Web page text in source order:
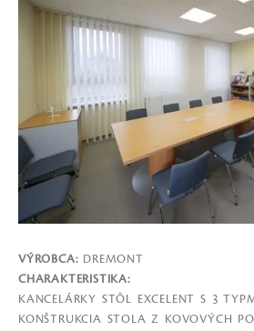
VÝROBCA:DREMONT
CHARAKTERISTIKA:
KANCELÁRKY STÔL EXCELENT S 3
KONŠTRUKCIA STOLA Z KOVOVÝCH